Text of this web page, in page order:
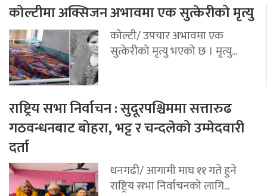
कोल्टीमा अक्सिजन अभावमा एक सुत्केरीको मृत्यु
कोल्टी/ उपचार अभावमा एक
सुत्केरीको मृत्यु भएको छ । मृत्यु...
राष्ट्रिय सभा निर्वाचन : सुदूरपश्चिममा सत्तारुढ
गठवन्धनबाट बोहरा, भट्ट र चन्दलेको उम्मेदवारी
दर्ता
धनगढी/ आगामी माघ ११ गते हुने
राष्ट्रिय सभा निर्वाचनको लागि...